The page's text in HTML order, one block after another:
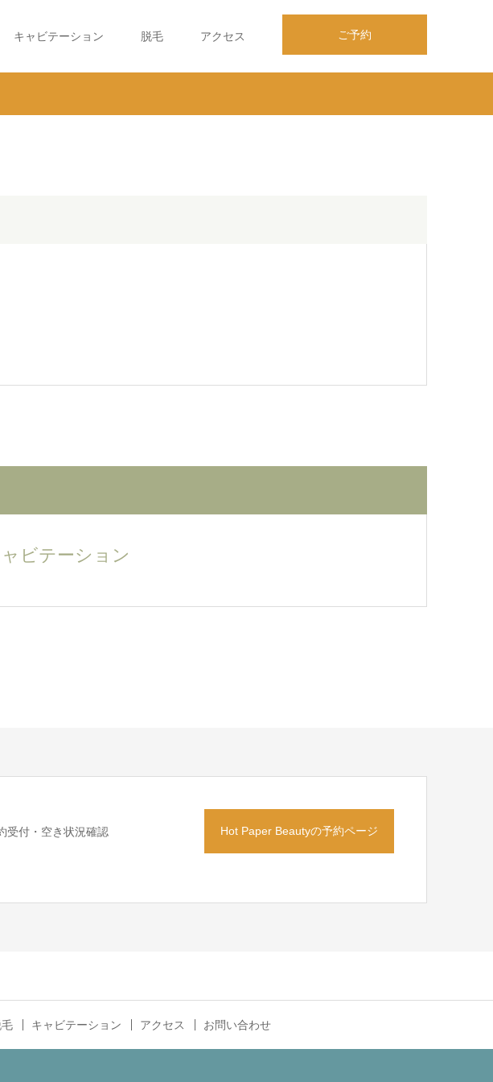
ご予約
キャビテーション 脱毛 アクセス
ビテーション
受付・空き状況確認 Hot Paper Beautyの予約ページ
毛 キャビテーション アクセス お問い合わせ